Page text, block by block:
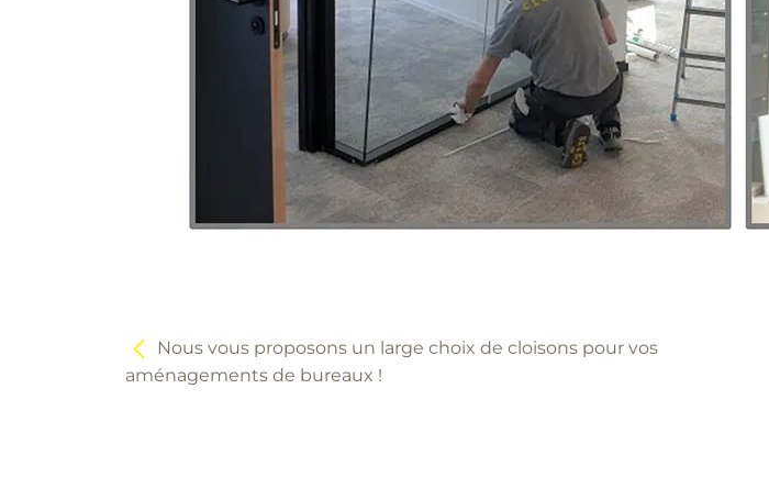
l’article
Nous vous proposons un large choix de cloisons pour vos
aménagements de bureaux !